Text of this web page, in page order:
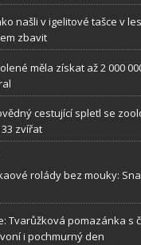
našli v igelitové tašce v
zbavit
měla získat až 2 000
cestující spletl se
zvířat
rolády bez mouky:
Tvarůžková pomazánka s
i pochmurný den